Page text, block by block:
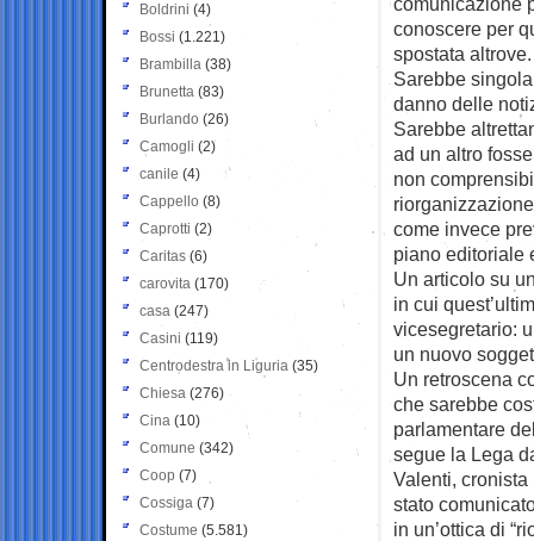
conoscere per
spostata altrove.
Sarebbe
danno delle
Sarebbe
ad un altro
non
come invece
piano editoriale
Un articolo su
in cui
vicesegretario:
un nuovo
Un retroscena
che sarebbe
parlamentare
segue la Lega
Valenti, cronista
stato
in un’ottica di
Boldrini (4)
Bossi (1.221)
Brambilla (38)
Brunetta (83)
Burlando (26)
Camogli (2)
canile (4)
Cappello (8)
Caprotti (2)
Caritas (6)
carovita (170)
casa (247)
Casini (119)
Centrodestra in Liguria (35)
Chiesa (276)
Cina (10)
Comune (342)
Coop (7)
Cossiga (7)
Costume (5.581)